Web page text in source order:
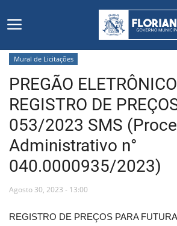
Início
Editais
Floriano
Secretarias e Órgãos
Mural de Licitações
PREGÃO
REGISTRO DE
053/2023 SMS
Administrativo n°
040.0000935/2023)
Agosto 30, 2023 - 13:00
REGISTRO DE PREÇOS PARA